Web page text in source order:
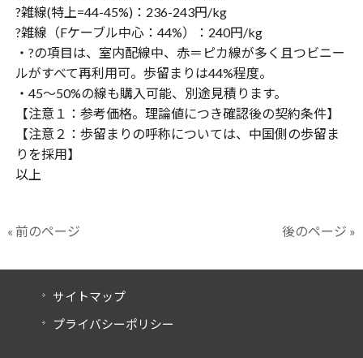
?雑線(特上=44-45%)：236-243円/kg
?雑線（Fケーブル中心：44%）：240円/kg
・?の項目は、室内配線中、赤＝ピカ線が多く且つビニー
ルがすべて再利用可。歩留まりは44%程度。
・45〜50%の線も購入可能、別途見積ります。
【注意１：参考価格。理論値につき確認後の契約条件】
【注意２：歩留まりの呼称については、中国側の歩留ま
りを採用】
以上
« 前のページ 後のページ »
サイトマップ
プライバシーポリシー